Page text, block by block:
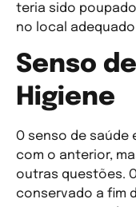
teria sido
no local
Senso
Higiene
O senso de saúde
com o anterior,
outras questões.
conservado a fim